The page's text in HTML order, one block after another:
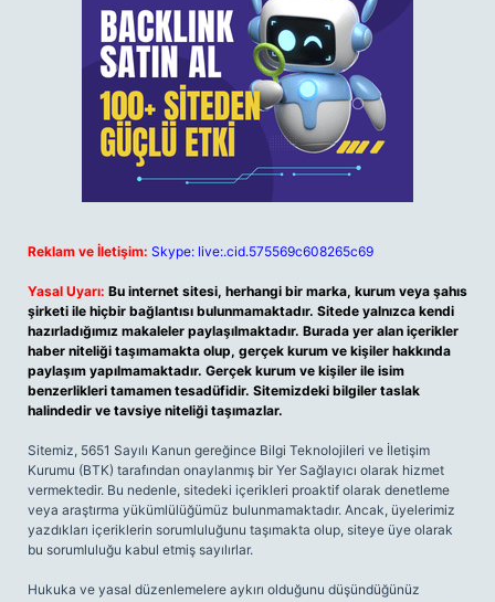
Reklam ve İletişim: Skype: live:.cid.575569c608265c69
Yasal Uyarı: Bu internet sitesi, herhangi bir marka, kurum veya şahıs
şirketi ile hiçbir bağlantısı bulunmamaktadır. Sitede yalnızca kendi
hazırladığımız makaleler paylaşılmaktadır. Burada yer alan içerikler
haber niteliği taşımamakta olup, gerçek kurum ve kişiler hakkında
paylaşım yapılmamaktadır. Gerçek kurum ve kişiler ile isim
benzerlikleri tamamen tesadüfidir. Sitemizdeki bilgiler taslak
halindedir ve tavsiye niteliği taşımazlar.
Sitemiz, 5651 Sayılı Kanun gereğince Bilgi Teknolojileri ve İletişim
Kurumu (BTK) tarafından onaylanmış bir Yer Sağlayıcı olarak hizmet
vermektedir. Bu nedenle, sitedeki içerikleri proaktif olarak denetleme
veya araştırma yükümlülüğümüz bulunmamaktadır. Ancak, üyelerimiz
yazdıkları içeriklerin sorumluluğunu taşımakta olup, siteye üye olarak
bu sorumluluğu kabul etmiş sayılırlar.
Hukuka ve yasal düzenlemelere aykırı olduğunu düşündüğünüz